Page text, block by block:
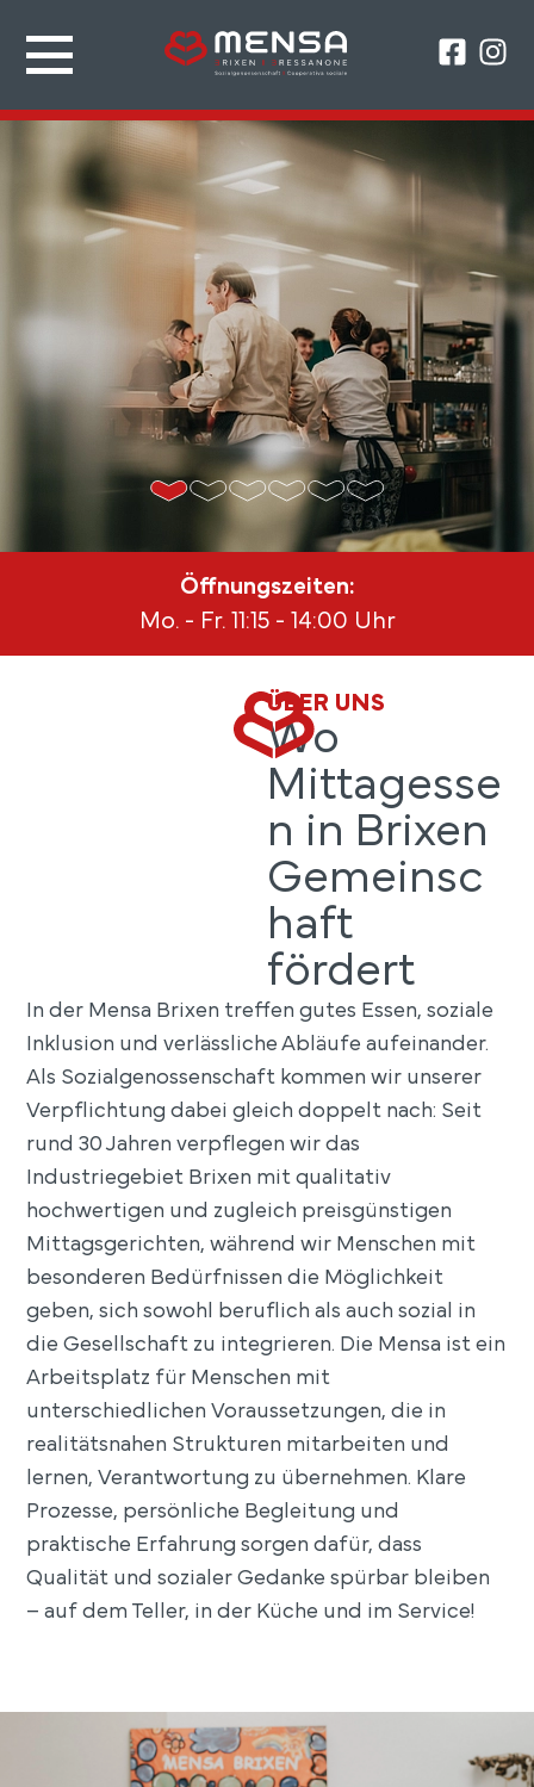
Öffnungszeiten:
Mo. - Fr. 11:15 - 14:00 Uhr
ÜBER UNS
Wo
Mittagesse
n in Brixen
Gemeinsc
haft
fördert
In der Mensa Brixen treffen gutes Essen, soziale
Inklusion und verlässliche Abläufe aufeinander.
Als Sozialgenossenschaft kommen wir unserer
Verpflichtung dabei gleich doppelt nach: Seit
rund 30 Jahren verpflegen wir das
Industriegebiet Brixen mit qualitativ
hochwertigen und zugleich preisgünstigen
Mittagsgerichten, während wir Menschen mit
besonderen Bedürfnissen die Möglichkeit
geben, sich sowohl beruflich als auch sozial in
die Gesellschaft zu integrieren. Die Mensa ist ein
Arbeitsplatz für Menschen mit
unterschiedlichen Voraussetzungen, die in
realitätsnahen Strukturen mitarbeiten und
lernen, Verantwortung zu übernehmen. Klare
Prozesse, persönliche Begleitung und
praktische Erfahrung sorgen dafür, dass
Qualität und sozialer Gedanke spürbar bleiben
– auf dem Teller, in der Küche und im Service!